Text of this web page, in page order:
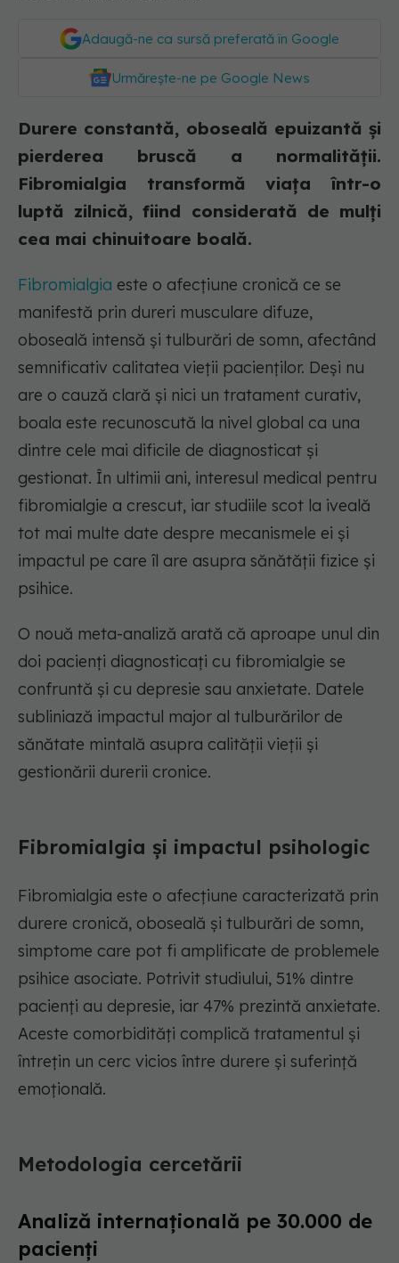
Adaugă-ne ca sursă preferată în Google
Urmărește-ne pe Google News
Durere constantă, oboseală epuizantă și
pierderea bruscă a normalității.
Fibromialgia transformă viața într-o
luptă zilnică, fiind considerată de mulți
cea mai chinuitoare boală.
Fibromialgia este o afecțiune cronică ce se
manifestă prin dureri musculare difuze,
oboseală intensă și tulburări de somn, afectând
semnificativ calitatea vieții pacienților. Deși nu
are o cauză clară și nici un tratament curativ,
boala este recunoscută la nivel global ca una
dintre cele mai dificile de diagnosticat și
gestionat. În ultimii ani, interesul medical pentru
fibromialgie a crescut, iar studiile scot la iveală
tot mai multe date despre mecanismele ei și
impactul pe care îl are asupra sănătății fizice și
psihice.
O nouă meta-analiză arată că aproape unul din
doi pacienți diagnosticați cu fibromialgie se
confruntă și cu depresie sau anxietate. Datele
subliniază impactul major al tulburărilor de
sănătate mintală asupra calității vieții și
gestionării durerii cronice.
Fibromialgia și impactul psihologic
Fibromialgia este o afecțiune caracterizată prin
durere cronică, oboseală și tulburări de somn,
simptome care pot fi amplificate de problemele
psihice asociate. Potrivit studiului, 51% dintre
pacienți au depresie, iar 47% prezintă anxietate.
Aceste comorbidități complică tratamentul și
întrețin un cerc vicios între durere și suferință
emoțională.
Metodologia cercetării
Analiză internațională pe 30.000 de
pacienți